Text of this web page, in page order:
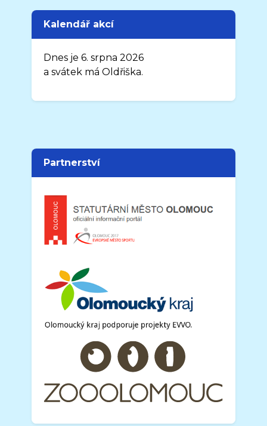
Kalendář akcí
Dnes je 6. srpna 2026
a svátek má Oldřiška.
Partnerství